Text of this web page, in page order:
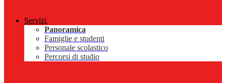
Servizi
Panoramica
Famiglie e studenti
Personale scolastico
Percorsi di studio